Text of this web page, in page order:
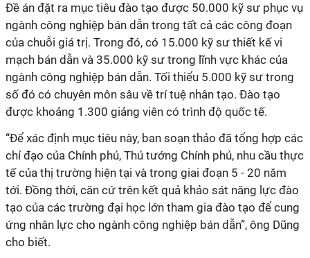
Đề án đặt ra mục tiêu đào tạo được 50.000 kỹ sư phục vụ
ngành công nghiệp bán dẫn trong tất cả các công đoạn
của chuỗi giá trị. Trong đó, có 15.000 kỹ sư thiết kế vi
mạch bán dẫn và 35.000 kỹ sư trong lĩnh vực khác của
ngành công nghiệp bán dẫn. Tối thiểu 5.000 kỹ sư trong
số đó có chuyên môn sâu về trí tuệ nhân tạo. Đào tạo
được khoảng 1.300 giảng viên có trình độ quốc tế.
“Để xác định mục tiêu này, ban soạn thảo đã tổng hợp các
chỉ đạo của Chính phủ, Thủ tướng Chính phủ, nhu cầu thực
tế của thị trường hiện tại và trong giai đoạn 5 - 20 năm
tới. Đồng thời, căn cứ trên kết quả khảo sát năng lực đào
tạo của các trường đại học lớn tham gia đào tạo để cung
ứng nhân lực cho ngành công nghiệp bán dẫn”, ông Dũng
cho biết.